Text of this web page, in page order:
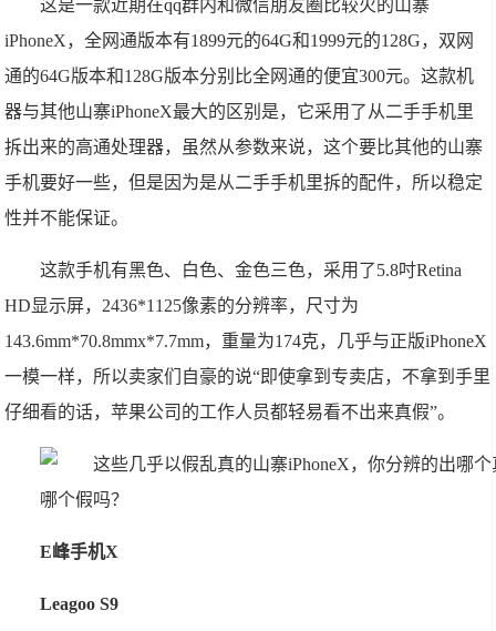
这是一款近期在qq群内和微信朋友圈比较火的山寨
iPhoneX，全网通版本有1899元的64G和1999元的128G，双网
通的64G版本和128G版本分别比全网通的便宜300元。这款机
器与其他山寨iPhoneX最大的区别是，它采用了从二手手机里
拆出来的高通处理器，虽然从参数来说，这个要比其他的山寨
手机要好一些，但是因为是从二手手机里拆的配件，所以稳定
性并不能保证。
这款手机有黑色、白色、金色三色，采用了5.8吋Retina
HD显示屏，2436*1125像素的分辨率，尺寸为
143.6mm*70.8mmx*7.7mm，重量为174克，几乎与正版iPhoneX
一模一样，所以卖家们自豪的说“即使拿到专卖店，不拿到手里
仔细看的话，苹果公司的工作人员都轻易看不出来真假”。
E峰手机X
Leagoo S9